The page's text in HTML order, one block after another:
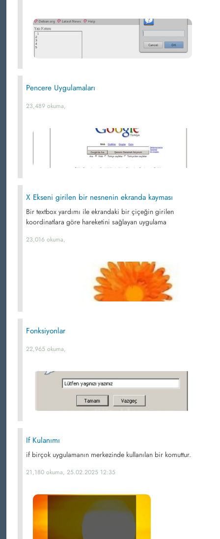
Pencere Uygulamaları
23,489 okuma,
X Ekseni girilen bir nesnenin ekranda kayması
Bir textbox yardımı ile ekrandaki bir çiçeğin girilen
koordinatlara göre hareketini sağlayan uygulama
23,016 okuma,
Fonksiyonlar
22,965 okuma,
If Kulanımı
if birçok uygulamanın merkezinde kullanılan bir komuttur.
21,180 okuma, 25.02.2025 12:35